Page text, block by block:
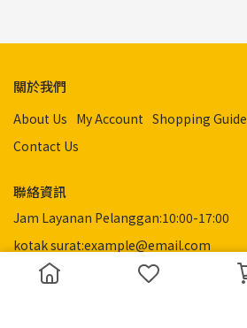
關於我們
About Us My Account Shopping Guide
Contact Us
聯絡資訊
Jam Layanan Pelanggan:10:00-17:00
kotak surat:example@email.com
alamat:測試地址